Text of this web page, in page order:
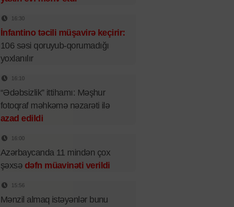
16:30
İnfantino təcili müşavirə keçirir:
106 səsi qoruyub-qorumadığı
yoxlanılır
16:10
“Ədəbsizlik” ittihamı: Məşhur
fotoqraf məhkəmə nəzarəti ilə
azad edildi
16:00
Azərbaycanda 11 mindən çox
şəxsə dəfn müavinəti verildi
15:56
Mənzil almaq istəyənlər bunu